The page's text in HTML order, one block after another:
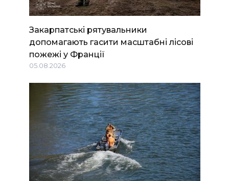
Закарпатські рятувальники
допомагають гасити масштабні лісові
пожежі у Франції
05.08.2026